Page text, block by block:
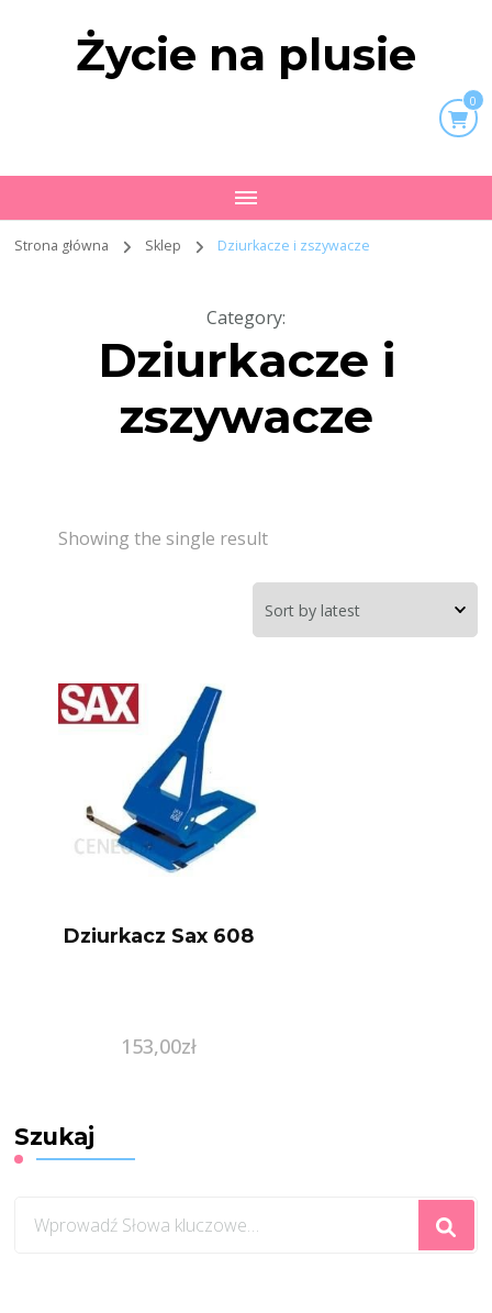
Życie na plusie
0
Strona główna Sklep Dziurkacze i zszywacze
Category:
Dziurkacze i
zszywacze
Showing the single result
Dziurkacz Sax 608
153,00zł
Szukaj
czegoś?